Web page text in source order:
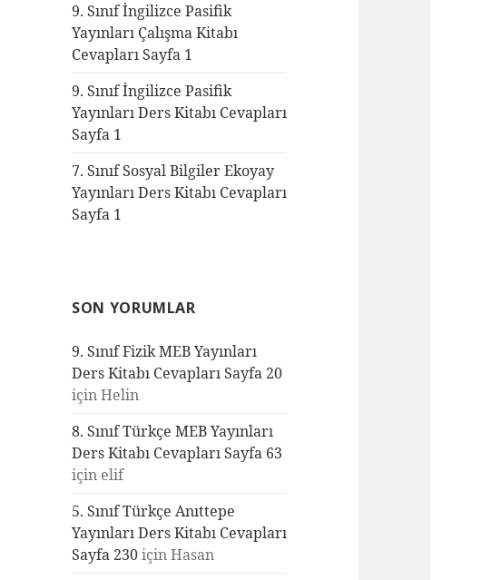
9. Sınıf İngilizce Pasifik
Yayınları Çalışma Kitabı
Cevapları Sayfa 1
9. Sınıf İngilizce Pasifik
Yayınları Ders Kitabı Cevapları
Sayfa 1
7. Sınıf Sosyal Bilgiler Ekoyay
Yayınları Ders Kitabı Cevapları
Sayfa 1
SON YORUMLAR
9. Sınıf Fizik MEB Yayınları
Ders Kitabı Cevapları Sayfa 20
içinHelin
8. Sınıf Türkçe MEB Yayınları
Ders Kitabı Cevapları Sayfa 63
için elif
5. Sınıf Türkçe Anıttepe
Yayınları Ders Kitabı Cevapları
Sayfa 230içinHasan